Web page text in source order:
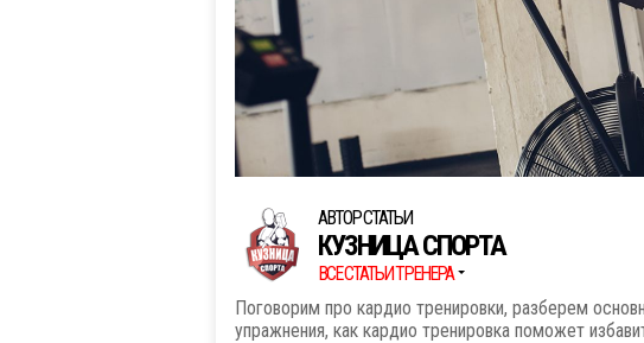
АВТОР СТАТЬИ
КУЗНИЦА СПОРТА
ВСЕ СТАТЬИ ТРЕНЕРА
Поговорим про кардио тренировки, разберем
упражнения, как кардио тренировка поможет